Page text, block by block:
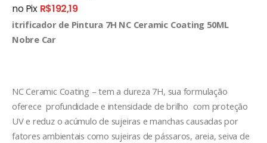
no Pix R$192,19
itrificador de Pintura 7H NC Ceramic Coating 50ML
Nobre Car
NC Ceramic Coating – tem a dureza 7H, sua formulação
oferece profundidade e intensidade de brilho com proteção
UV e reduz o acúmulo de sujeiras e manchas causadas por
fatores ambientais como sujeiras de pássaros, areia, seiva de